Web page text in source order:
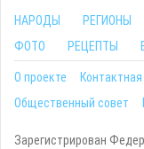
НАРОДЫ РЕГИОНЫ
ФОТО
РЕЦЕПТЫ
О проекте
Общественный совет
Зарегистрирован